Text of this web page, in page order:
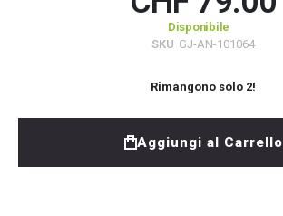
Disponibile
SKU GJ-AN-101064
Rimangono solo 2!
Aggiungi al Carrello